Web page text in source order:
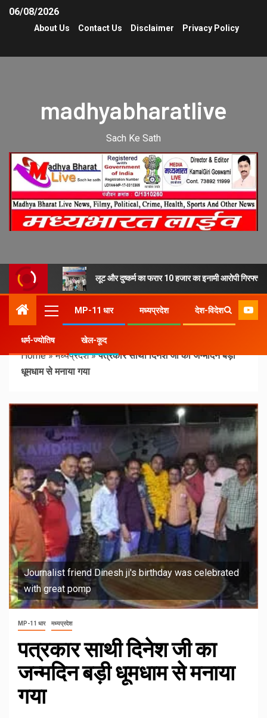
06/08/2026
About Us Contact Us Disclaimer Privacy Policy
madhyabharatlive
Sach Ke Sath
लूट और दुष्कर्म का फरार 10 हजार का इनामी आरोपी गिरफ्तार
MP-11 धार मध्यप्रदेश देश-विदेश
धर्म-ज्योतिष खेल-कूद
Home»मध्यप्रदेश»पत्रकार साथी दिनेश जी का जन्मदिन बड़ी
धूमधाम से मनाया गया
Journalist friend Dinesh ji's birthday was celebrated
with great pomp
MP-11 धार मध्यप्रदेश
पत्रकार साथी दिनेश जी का
जन्मदिन बड़ी धूमधाम से मनाया
गया